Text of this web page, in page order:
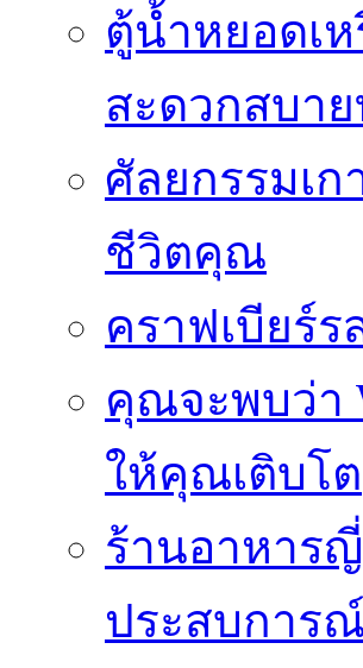
ตู้น้ำหยอดเ
สะดวกสบาย
ศัลยกรรมเ
ชีวิตคุณ
คราฟเบียร์
คุณจะพบว่า
ให้คุณเติบโต
ร้านอาหาร
ประสบการ